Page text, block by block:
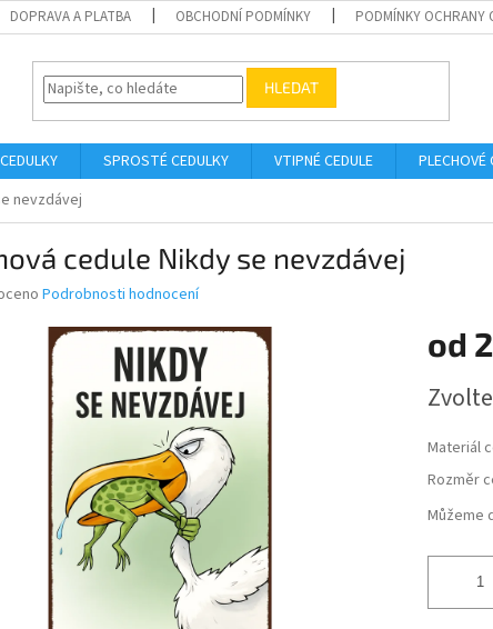
DOPRAVA A PLATBA OBCHODNÍ PODMÍNKY PODMÍNKY OCHRANY
HLEDAT
SPROSTÉ CEDULKY VTIPNÉ CEDULE PLECHOVÉ
nevzdávej
cedule Nikdy se nevzdávej
Podrobnosti hodnocení
od
cena:
Materiál
Rozměr
Můžeme